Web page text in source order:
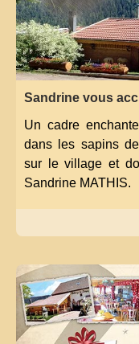
Sandrine vous
Un cadre
dans les sapins
sur le village et
Sandrine MATHIS.